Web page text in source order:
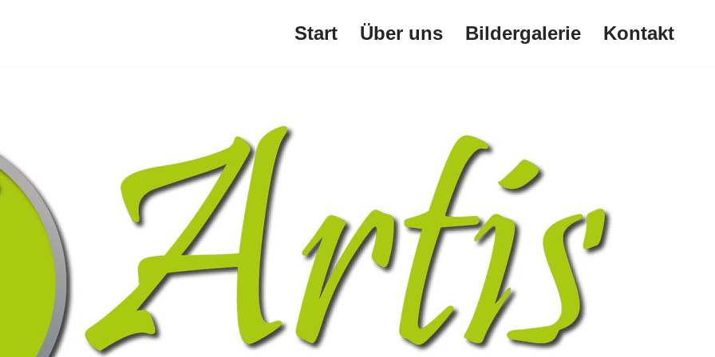
Start Über uns Bildergalerie Kontakt